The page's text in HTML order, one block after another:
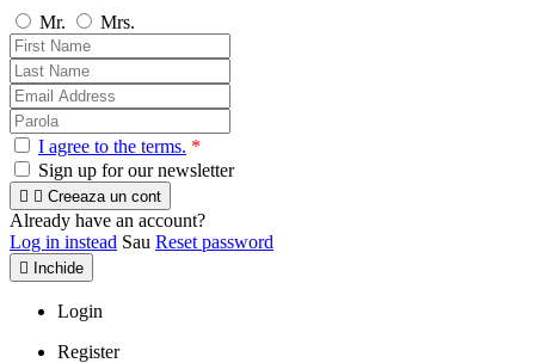
Mr. Mrs.
I agree to the terms. *
Sign up for our newsletter
  Creeaza un cont
Already have an account?
Log in instead Sau Reset password
 Inchide
Login
Register